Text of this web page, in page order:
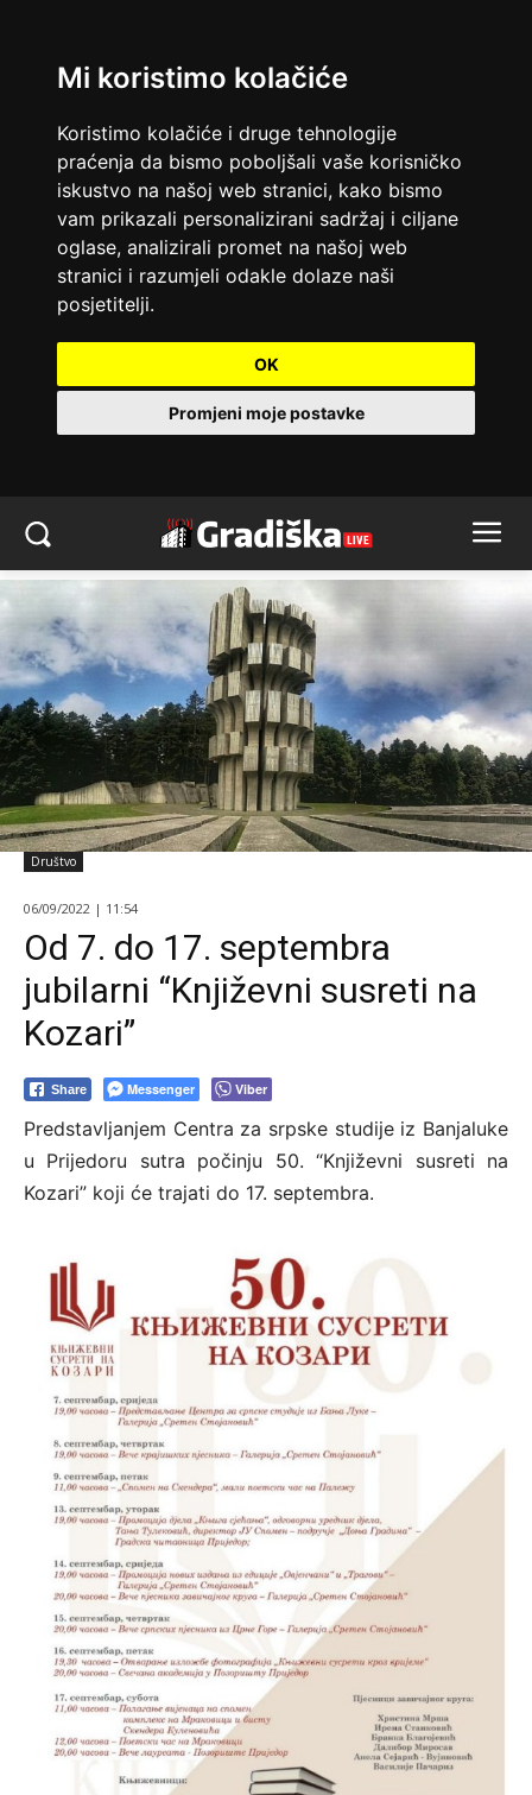
Mi koristimo kolačiće
Koristimo kolačiće i druge tehnologije
praćenja da bismo poboljšali vaše korisničko
iskustvo na našoj web stranici, kako bismo
vam prikazali personalizirani sadržaj i ciljane
oglase, analizirali promet na našoj web
stranici i razumjeli odakle dolaze naši
posjetitelji.
OK
Promjeni moje postavke
Društvo
06/09/2022 | 11:54
Od 7. do 17. septembra
jubilarni “Književni susreti na
Kozari”
Share Messenger Viber
Predstavljanjem Centra za srpske studije iz Banjaluke
u Prijedoru sutra počinju 50. “Književni susreti na
Kozari” koji će trajati do 17. septembra.